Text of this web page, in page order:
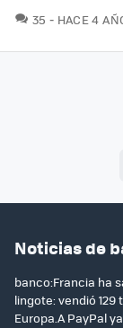
35 HACE 4
Noticias de
banco:Francia ha
lingote: vendió
Europa.A PayPal